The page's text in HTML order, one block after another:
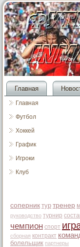
Главная
Главная
Футбол
Хоккей
График
Игроки
Клуб
соперник тур тренер
руководство турнир
чемпион спорт
сборная контракт
болельщик партнеры